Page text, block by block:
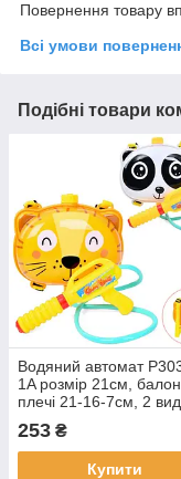
Повернення товару
Всі умови
Подібні товари
Водяний автомат
1A розмір 21см,
плечі 21-16-7см, 2
31,5-32-7см
253 ₴
Купити